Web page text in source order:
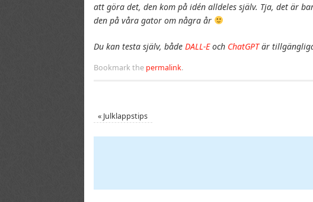
att göra det, den kom på idén alldeles själv. Tja, det är
den på våra gator om några år
Du kan testa själv, både DALL-Eoch ChatGPTär
Bookmark the permalink.
« Julklappstips